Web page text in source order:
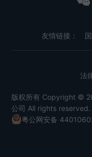
友情链接：
版权所有 Copyright ©
公司 All rights reserved.
粤公网安备
法